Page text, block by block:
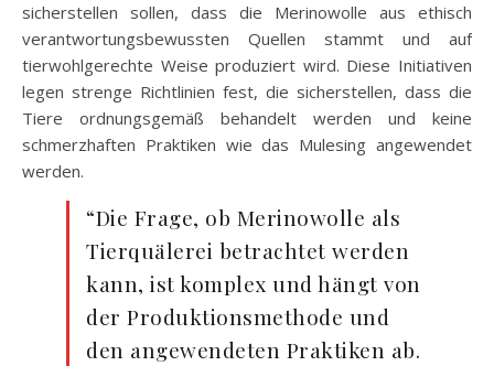
sicherstellen sollen, dass die Merinowolle aus ethisch
verantwortungsbewussten Quellen stammt und auf
tierwohlgerechte Weise produziert wird. Diese Initiativen
legen strenge Richtlinien fest, die sicherstellen, dass die
Tiere ordnungsgemäß behandelt werden und keine
schmerzhaften Praktiken wie das Mulesing angewendet
werden.
“Die Frage, ob Merinowolle als
Tierquälerei betrachtet werden
kann, ist komplex und hängt von
der Produktionsmethode und
den angewendeten Praktiken ab.